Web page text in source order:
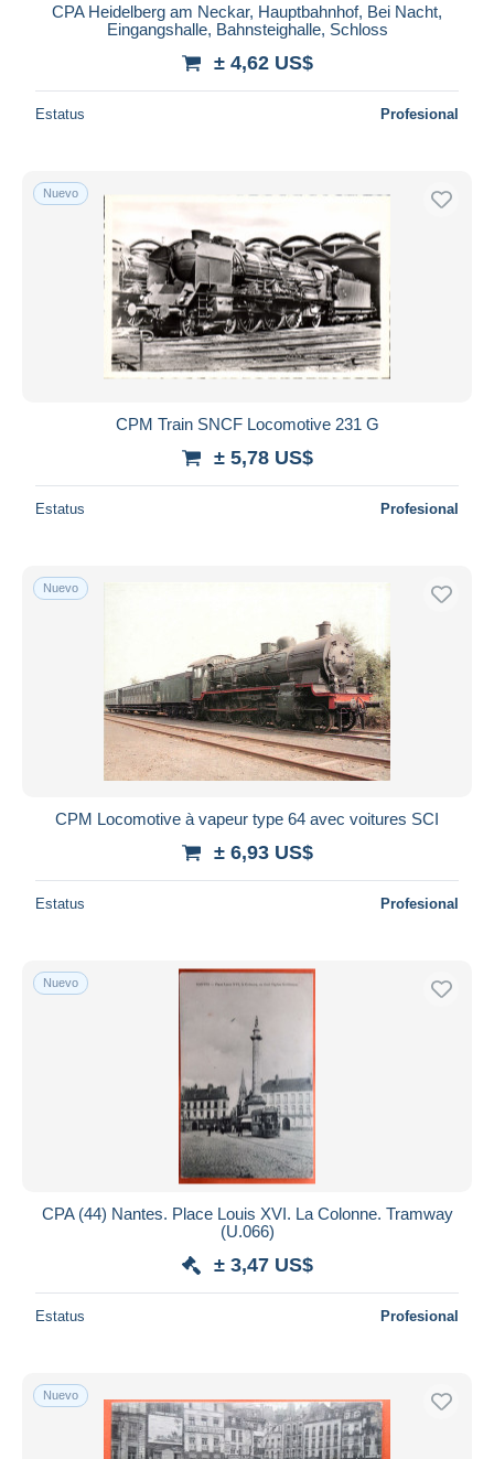
CPA Heidelberg am Neckar, Hauptbahnhof, Bei Nacht,
Eingangshalle, Bahnsteighalle, Schloss
± 4,62 US$
Estatus Profesional
Nuevo
CPM Train SNCF Locomotive 231 G
± 5,78 US$
Estatus Profesional
Nuevo
CPM Locomotive à vapeur type 64 avec voitures SCI
± 6,93 US$
Estatus Profesional
Nuevo
CPA (44) Nantes. Place Louis XVI. La Colonne. Tramway
(U.066)
± 3,47 US$
Estatus Profesional
Nuevo